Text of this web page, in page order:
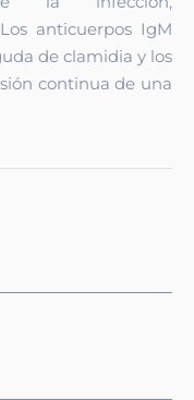
anticuerpos IgM
de clamidia y los
continua de una